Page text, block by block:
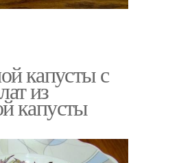
капусты с
из
капусты